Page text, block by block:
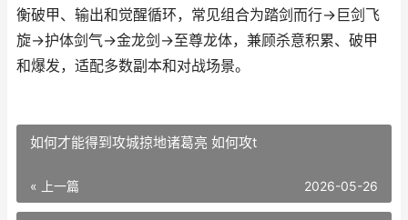
衡破甲、输出和觉醒循环，常见组合为踏剑而行→巨剑飞
旋→护体剑气→金龙剑→至尊龙体，兼顾杀意积累、破甲
和爆发，适配多数副本和对战场景。
如何才能得到攻城掠地诸葛亮 如何攻t
« 上一篇 2026-05-26